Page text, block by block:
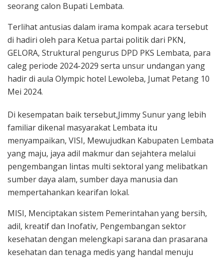
seorang calon Bupati Lembata.
Terlihat antusias dalam irama kompak acara tersebut
di hadiri oleh para Ketua partai politik dari PKN,
GELORA, Struktural pengurus DPD PKS Lembata, para
caleg periode 2024-2029 serta unsur undangan yang
hadir di aula Olympic hotel Lewoleba, Jumat Petang 10
Mei 2024.
Di kesempatan baik tersebut,Jimmy Sunur yang lebih
familiar dikenal masyarakat Lembata itu
menyampaikan, VISI, Mewujudkan Kabupaten Lembata
yang maju, jaya adil makmur dan sejahtera melalui
pengembangan lintas multi sektoral yang melibatkan
sumber daya alam, sumber daya manusia dan
mempertahankan kearifan lokal.
MISI, Menciptakan sistem Pemerintahan yang bersih,
adil, kreatif dan Inofativ, Pengembangan sektor
kesehatan dengan melengkapi sarana dan prasarana
kesehatan dan tenaga medis yang handal menuju